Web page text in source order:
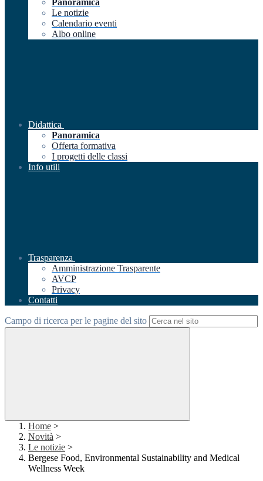
Panoramica
Le notizie
Calendario eventi
Albo online
Didattica
Panoramica
Offerta formativa
I progetti delle classi
Info utili
Trasparenza
Amministrazione Trasparente
AVCP
Privacy
Contatti
Campo di ricerca per le pagine del sito
Home >
Novità >
Le notizie >
Bergese Food, Environmental Sustainability and Medical
Wellness Week